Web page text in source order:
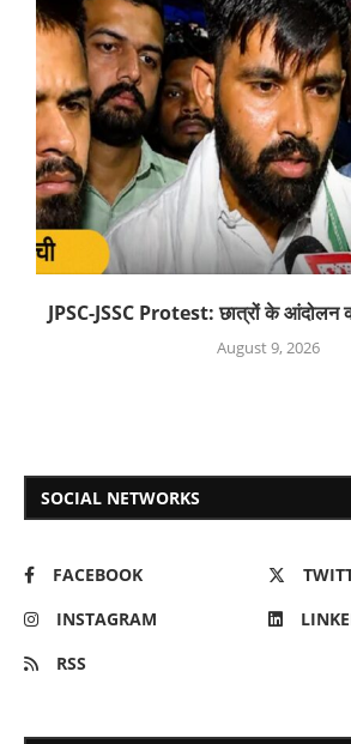
JPSC-JSSC Protest: छात्रों के आंदोलन
August 9, 2026
SOCIAL NETWORKS
FACEBOOK
INSTAGRAM
RSS